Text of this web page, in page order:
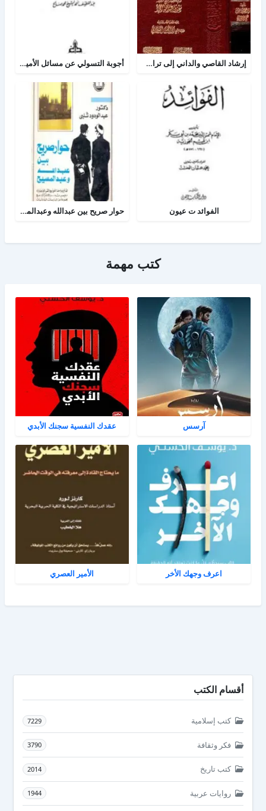
إرشاد القاصي والداني إلى تراجم شيوخ الطبراني أجوبة التسولي عن مسائل الأمير عبد القادر في الجهاد
الفوائد ت عيون حوار صريح بين عبدالله وعبدالمسيح
كتب مهمة
آرسس عقدك النفسية سجنك الأبدي
اعرف وجهك الأخر الأمير العصري
أقسام الكتب
كتب إسلامية 7229
فكر وثقافة 3790
كتب تاريخ 2014
روايات عربية 1944